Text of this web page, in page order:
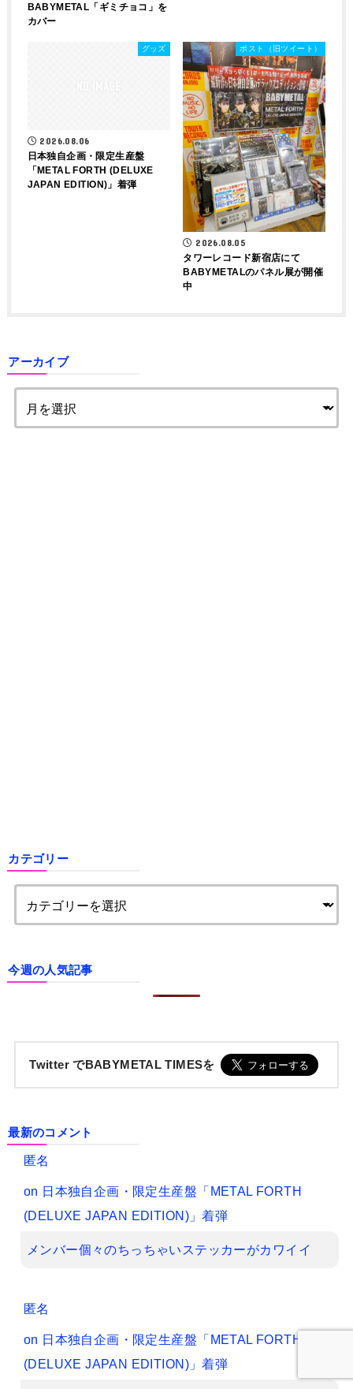
BABYMETAL「ギミチョコ」を
カバー
グッズ
2026.08.06
日本独自企画・限定生産盤
「METAL FORTH (DELUXE
JAPAN EDITION)」着弾
ポスト（旧ツイート）
2026.08.05
タワーレコード新宿店にて
BABYMETALのパネル展が開催
中
アーカイブ
カテゴリー
今週の人気記事
Twitter でBABYMETAL TIMESを
最新のコメント
匿名
on 日本独自企画・限定生産盤「METAL FORTH
(DELUXE JAPAN EDITION)」着弾
メンバー個々のちっちゃいステッカーがカワイイ
匿名
on 日本独自企画・限定生産盤「METAL FORTH
(DELUXE JAPAN EDITION)」着弾